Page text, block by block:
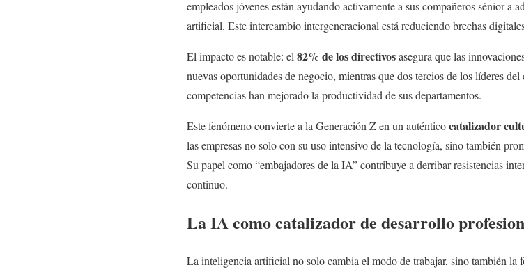
empleados jóvenes están ayudando activamente a sus compañeros sénior a
artificial. Este intercambio intergeneracional está reduciendo brechas
El impacto es notable: el82% de los directivosasegura que las
nuevas oportunidades de negocio, mientras que dos tercios de los líderes
competencias han mejorado la productividad de sus departamentos.
Este fenómeno convierte a la Generación Z en un auténticocatalizador
las empresas no solo con su uso intensivo de la tecnología, sino también
Su papel como “embajadores de la IA” contribuye a derribar resistencias
continuo.
La IA como catalizador de desarrollo
La inteligencia artificial no solo cambia el modo de trabajar, sino también la